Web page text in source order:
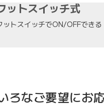
ットスイッチ式
ットスイッチでON/OFFできる
ろなご要望にお